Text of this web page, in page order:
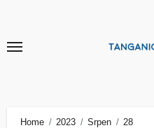
content
Home 2023 Srpen 28